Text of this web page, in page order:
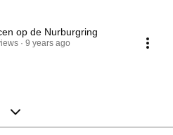
op de Nurburgring
9 years ago